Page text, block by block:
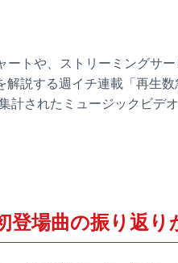
ートや、ストリーミングサ
解説する週イチ連載「再生
計されたミュージックビデ
登場曲の振り返り